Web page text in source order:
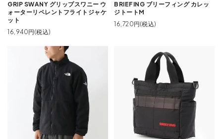
GRIP SWANY グリップスワニー ウ
ォーターリペレントフライトジャケ
ット
16,940円(税込)
BRIEFING ブリーフィング カレッ
ジトートM
16,720円(税込)